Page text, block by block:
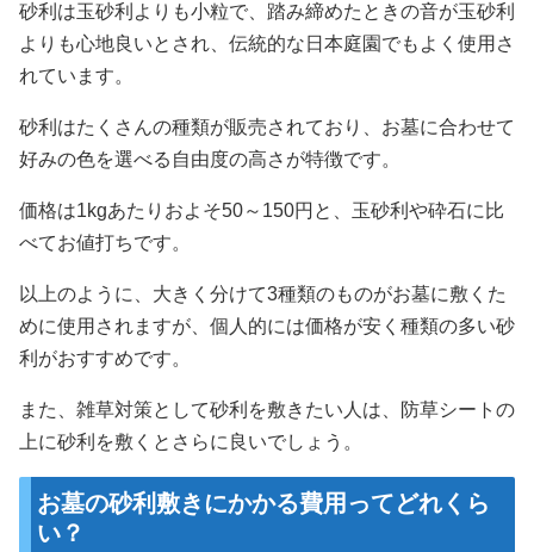
砂利は玉砂利よりも小粒で、踏み締めたときの音が玉砂利
よりも心地良いとされ、伝統的な日本庭園でもよく使用さ
れています。
砂利はたくさんの種類が販売されており、お墓に合わせて
好みの色を選べる自由度の高さが特徴です。
価格は1kgあたりおよそ50～150円と、玉砂利や砕石に比
べてお値打ちです。
以上のように、大きく分けて3種類のものがお墓に敷くた
めに使用されますが、個人的には価格が安く種類の多い砂
利がおすすめです。
また、雑草対策として砂利を敷きたい人は、防草シートの
上に砂利を敷くとさらに良いでしょう。
お墓の砂利敷きにかかる費用ってどれくら
い？